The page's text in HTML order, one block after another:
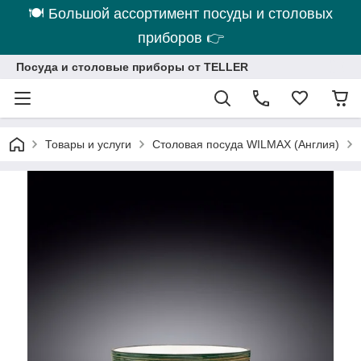
🍽 Большой ассортимент посуды и столовых
приборов 👉
Посуда и столовые приборы от TELLER
Товары и услуги Столовая посуда WILMAX (Англия)